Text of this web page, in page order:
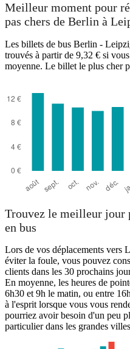
Meilleur moment pour
pas chers de Berlin à
Les billets de bus Berlin -
trouvés à partir de 9,32 € si
moyenne. Le billet le plus cher
Trouvez le meilleur jour
en bus
Lors de vos déplacements vers
éviter la foule, vous pouvez
clients dans les 30 prochains
En moyenne, les heures de
6h30 et 9h le matin, ou entre
à l'esprit lorsque vous vous
pourriez avoir besoin d'un peu
particulier dans les grandes